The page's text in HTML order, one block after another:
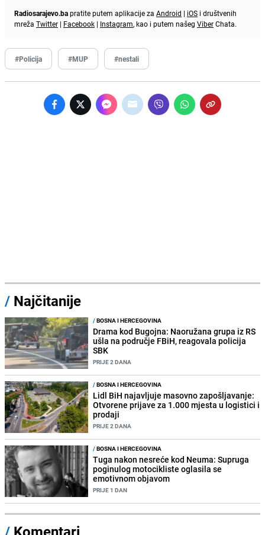
Radiosarajevo.bapratite putem aplikacije za Android | iOS i društvenih
mreža Twitter | Facebook | Instagram, kao i putem našeg ViberChata.
#Policija #MUP #nestali
/ Najčitanije
/BOSNA I HERCEGOVINA
Drama kod Bugojna: Naoružana grupa iz RS
ušla na područje FBiH, reagovala policija
SBK
PRIJE 2 DANA
/BOSNA I HERCEGOVINA
Lidl BiH najavljuje masovno zapošljavanje:
Otvorene prijave za 1.000 mjesta u logistici i
prodaji
PRIJE 2 DANA
/BOSNA I HERCEGOVINA
Tuga nakon nesreće kod Neuma: Supruga
poginulog motocikliste oglasila se
emotivnom objavom
PRIJE 1 DAN